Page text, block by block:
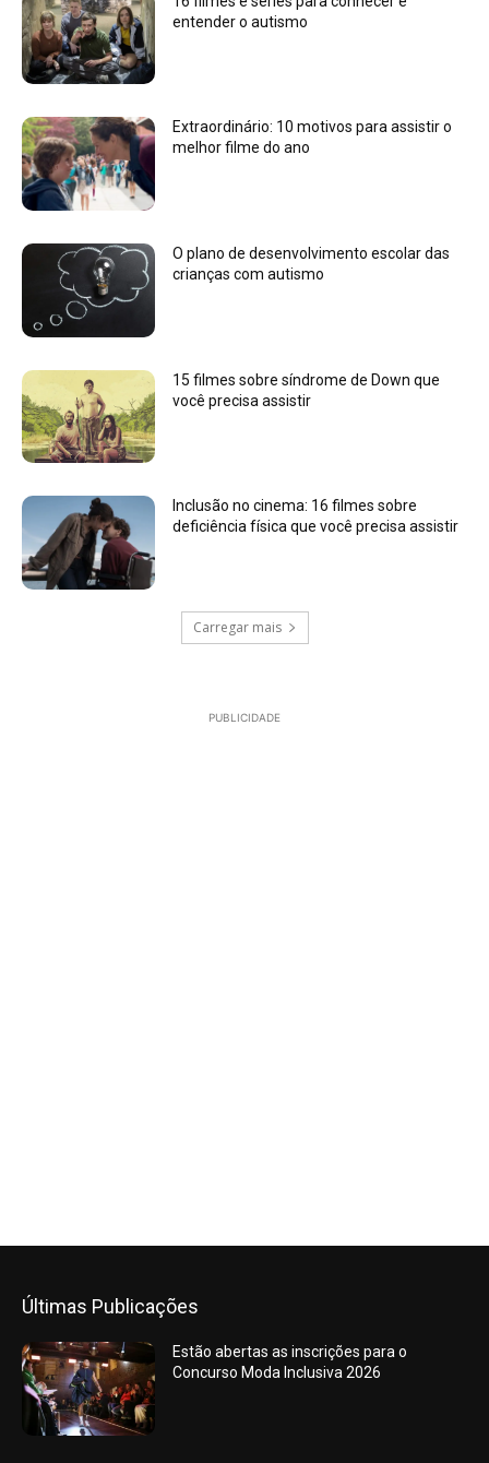
entender o autismo
Extraordinário: 10 motivos para assistir o
melhor filme do ano
O plano de desenvolvimento escolar das
crianças com autismo
15 filmes sobre síndrome de Down que
você precisa assistir
Inclusão no cinema: 16 filmes sobre
deficiência física que você precisa assistir
Carregar mais
PUBLICIDADE
Últimas Publicações
Estão abertas as inscrições para o
Concurso Moda Inclusiva 2026